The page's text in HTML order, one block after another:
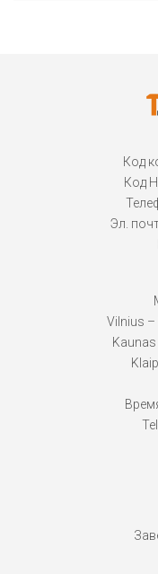
Код
Код
Эл.
Vilnius –